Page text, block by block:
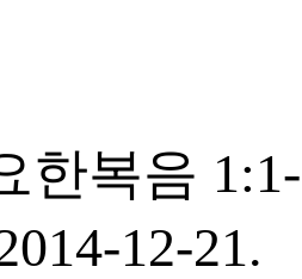
한복음
12-21.